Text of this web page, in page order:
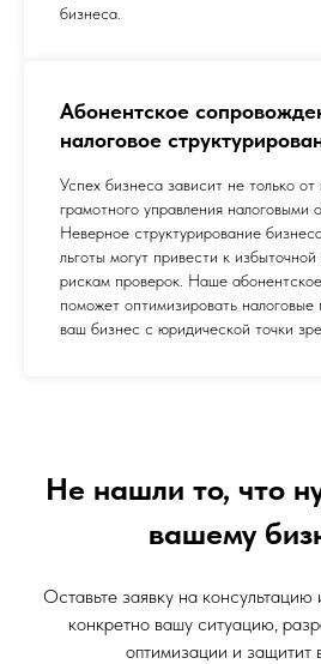
бизнеса.
Абонентское
налоговое
Успех бизнеса зависит не только
грамотного управления налоговыми
Неверное структурирование
льготы могут привести к
рискам проверок. Наше
поможет оптимизировать
ваш бизнес с юридической точки
Не нашли то, что
вашему
Оставьте заявку на
конкретно вашу ситуацию,
оптимизации и защитит